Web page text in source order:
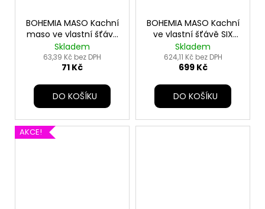
BOHEMIA MASO Kachní
maso ve vlastní šťávě
400g
Skladem
63,39 Kč bez DPH
71 Kč
DO KOŠÍKU
BOHEMIA MASO Kachní
ve vlastní šťávě SIX
PACK 12x400g
Skladem
624,11 Kč bez DPH
699 Kč
DO KOŠÍKU
AKCE!